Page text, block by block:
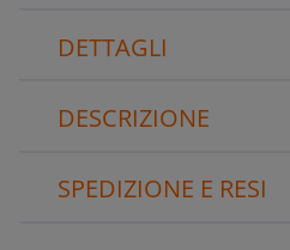
DETTAGLI
DESCRIZIONE
SPEDIZIONE E RESI